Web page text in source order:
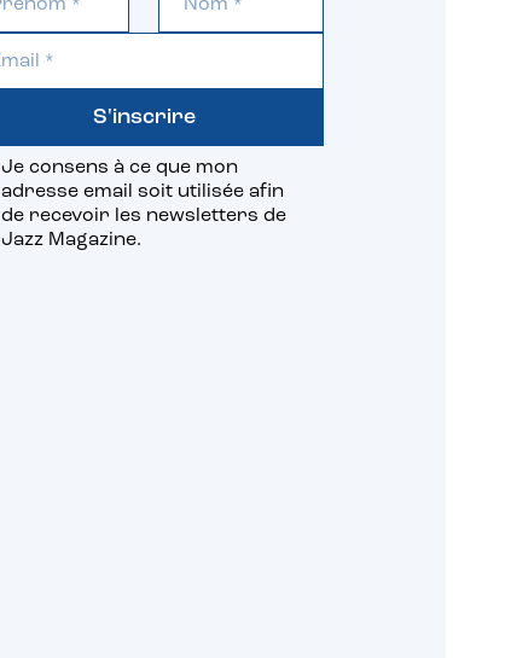
Je consens à ce que mon
adresse email soit utilisée afin
de recevoir les newsletters de
Jazz Magazine.
S'inscrire